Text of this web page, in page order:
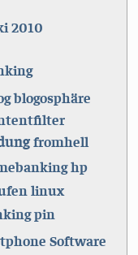
2010
blogosphäre
fromhell
hp
linux
pin
Software